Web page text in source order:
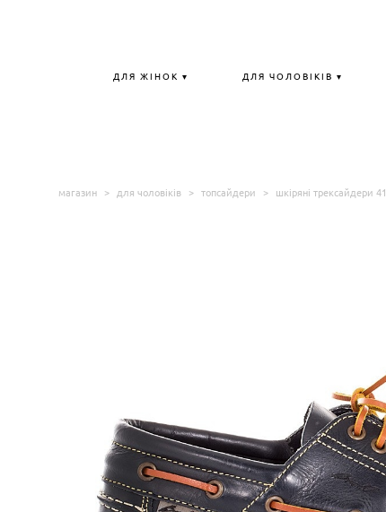
ДЛЯ ЖІНОК ▾ ДЛЯ ЧОЛОВІКІВ ▾
магазин > для чоловіків > топсайдери > шкіряні трексайдери 41